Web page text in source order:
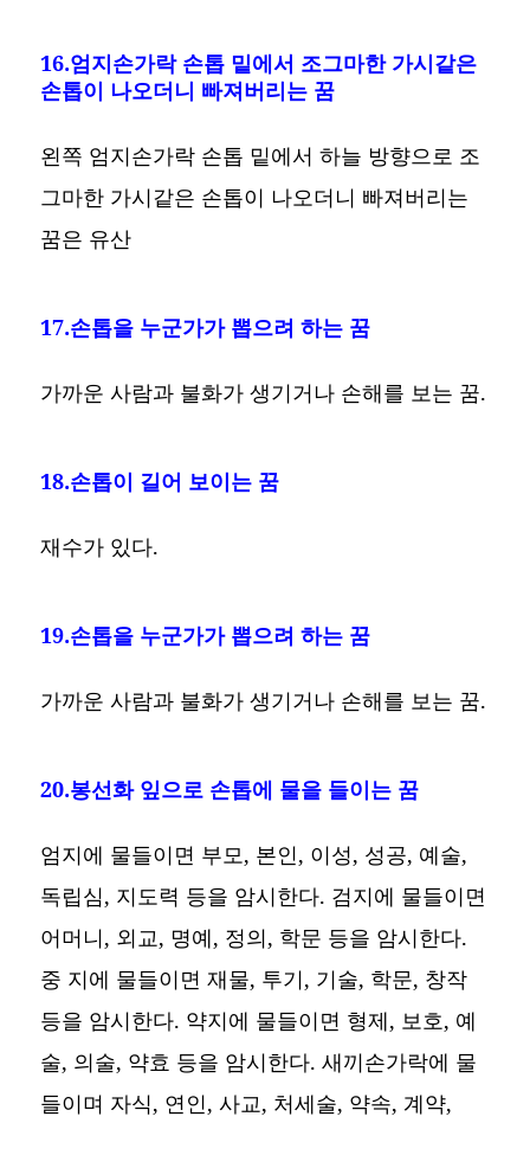
16.엄지손가락 손톱 밑에서 조그마한 가시같은
손톱이 나오더니 빠져버리는 꿈
왼쪽 엄지손가락 손톱 밑에서 하늘 방향으로 조
그마한 가시같은 손톱이 나오더니 빠져버리는
꿈은 유산
17.손톱을 누군가가 뽑으려 하는 꿈
가까운 사람과 불화가 생기거나 손해를 보는 꿈.
18.손톱이 길어 보이는 꿈
재수가 있다.
19.손톱을 누군가가 뽑으려 하는 꿈
가까운 사람과 불화가 생기거나 손해를 보는 꿈.
20.봉선화 잎으로 손톱에 물을 들이는 꿈
엄지에 물들이면 부모, 본인, 이성, 성공, 예술,
독립심, 지도력 등을 암시한다. 검지에 물들이면
어머니, 외교, 명예, 정의, 학문 등을 암시한다.
중 지에 물들이면 재물, 투기, 기술, 학문, 창작
등을 암시한다. 약지에 물들이면 형제, 보호, 예
술, 의술, 약효 등을 암시한다. 새끼손가락에 물
들이며 자식, 연인, 사교, 처세술, 약속, 계약,